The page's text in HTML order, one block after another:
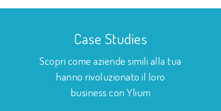
Case Studies
Scopri come aziende simili alla tua
hanno rivoluzionato il loro
business con Ylium